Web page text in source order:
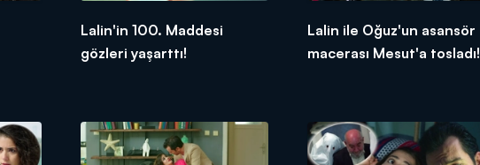
Lalin'in 100. Maddesi
gözleri yaşarttı!
Lalin ile Oğuz'un asansör
macerası Mesut'a tosladı!